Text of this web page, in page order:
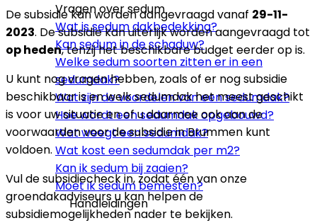
Vragen over sedum
Wat is sedum dakbedekking?
Kan sedum in de schaduw?
Welke sedum soorten zitten er in een
sedumdak?
Wat zijn de voordelen van een sedumdak?
Hoe wordt een sedumdak opgebouwd?
Wat weegt een sedumdak?
Wat kost een sedumdak per m2?
Kan ik sedum bij zaaien?
Moet ik sedum bemesten?
Handleidingen
De subsidie kan worden aangevraagd vanaf 29-11-
2023. De subsidie kan uiterlijk worden aangevraagd tot
op heden, tenzij het beschikbare budget eerder op is.
U kunt nog vragen hebben, zoals of er nog subsidie
beschikbaar is en welk sedumdak het meest geschikt
is voor uw situatie en of u daarmee ook aan de
voorwaarden voor de subsidie in Brummen kunt
voldoen.
Vul de subsidiecheck in, zodat één van onze
groendakadviseurs u kan helpen de
subsidiemogelijkheden nader te bekijken.